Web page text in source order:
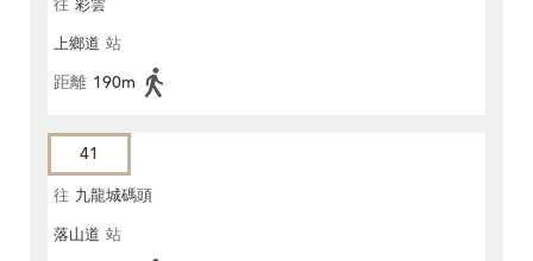
往 彩雲
上鄉道 站
距離 190m
41
往 九龍城碼頭
落山道 站